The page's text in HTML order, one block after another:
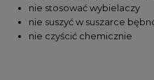
nie stosować wybielaczy
nie suszyć w suszarce
nie czyścić chemicznie